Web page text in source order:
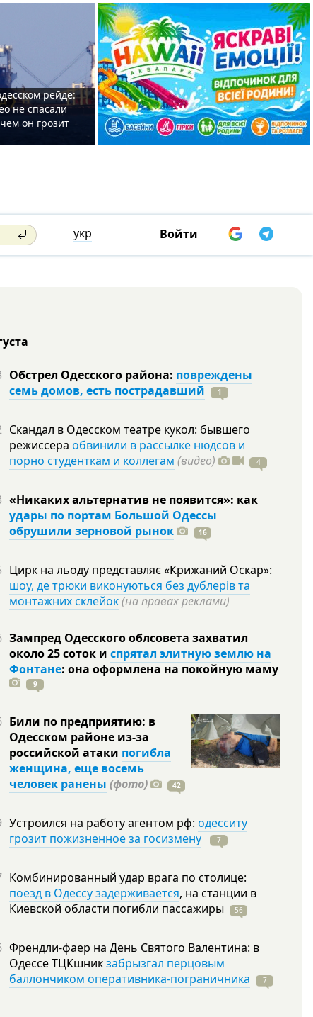
рейде:
не спасали
он грозит
укр Войти
Обстрел Одесского района: повреждены
семь домов, есть пострадавший
1
Скандал в Одесском театре кукол: бывшего
режиссера обвинили в рассылке нюдсов и
порно студенткам и коллегам (видео) 4
«Никаких альтернатив не появится»: как
удары по портам Большой Одессы
обрушили зерновой рынок
16
Цирк на льоду представляє «Крижаний Оскар»:
шоу, де трюки виконуються без дублерів та
монтажних склейок(на правах реклами)
Зампред Одесского облсовета захватил
около 25 соток и спрятал элитную землю на
Фонтане: она оформлена на покойную маму
9
Били по предприятию: в
Одесском районе из-за
российской атаки погибла
женщина, еще восемь
человек ранены (фото) 42
Устроился на работу агентом рф: одесситу
грозит пожизненное за госизмену
7
Комбинированный удар врага по столице:
поезд в Одессу задерживается, на станции в
Киевской области погибли пассажиры 56
Френдли-фаер на День Святого Валентина: в
Одессе ТЦКшникзабрызгал перцовым
баллончиком оперативника-пограничника
7